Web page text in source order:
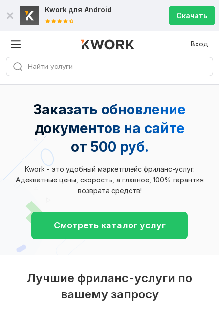
Kwork для Android
Скачать
Вход
Заказать обновление
документов на сайте
от 500 руб.
Kwork - это удобный маркетплейс фриланс-услуг.
Адекватные цены, скорость, а главное, 100% гарантия
возврата средств!
Смотреть каталог услуг
Лучшие фриланс-услуги по
вашему запросу